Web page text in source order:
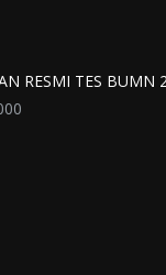
RESMI TES BUMN